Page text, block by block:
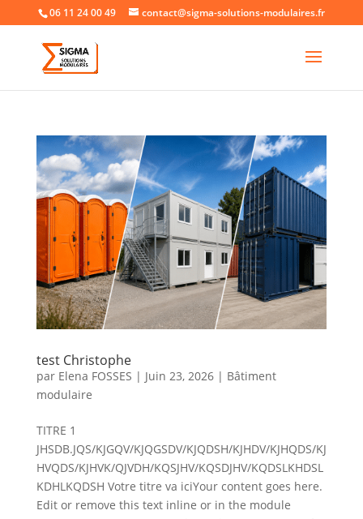
06 11 24 00 49 contact@sigma-solutions-modulaires.fr
test Christophe
par Elena FOSSES | Juin 23, 2026| Bâtiment
modulaire
TITRE 1
JHSDB.JQS/KJGQV/KJQGSDV/KJQDSH/KJHDV/KJHQDS/KJ
HVQDS/KJHVK/QJVDH/KQSJHV/KQSDJHV/KQDSLKHDSL
KDHLKQDSH Votre titre va iciYour content goes here.
Edit or remove this text inline or in the module